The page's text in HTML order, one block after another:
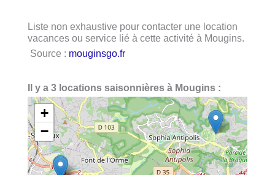
Liste non exhaustive pour contacter une location
vacances ou service lié à cette activité à Mougins.
Source : mouginsgo.fr
Il y a 3 locations saisonnières à Mougins :
+
−